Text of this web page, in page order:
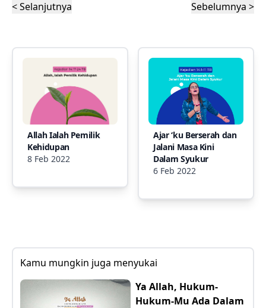
< Selanjutnya Sebelumnya >
Allah Ialah Pemilik
Kehidupan
8 Feb 2022
Ajar ‘ku Berserah dan
Jalani Masa Kini
Dalam Syukur
6 Feb 2022
Kamu mungkin juga menyukai
Ya Allah, Hukum-
Hukum-Mu Ada Dalam